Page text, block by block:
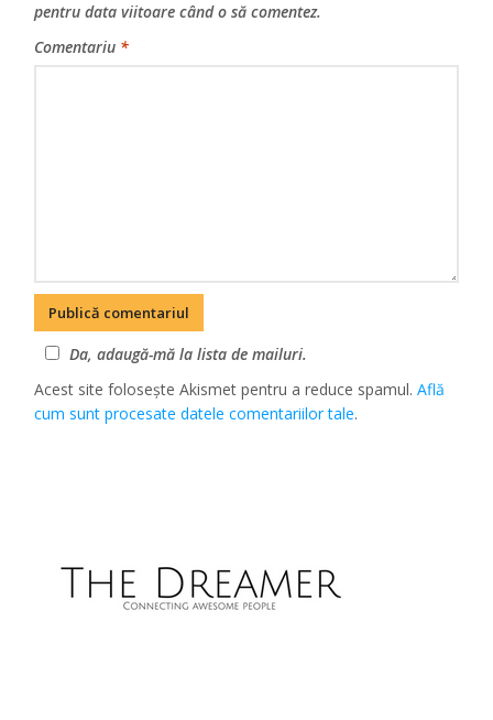
pentru data viitoare când o să comentez.
Comentariu *
Da, adaugă-mă la lista de mailuri.
Acest site folosește Akismet pentru a reduce spamul.Află
cum sunt procesate datele comentariilor tale.